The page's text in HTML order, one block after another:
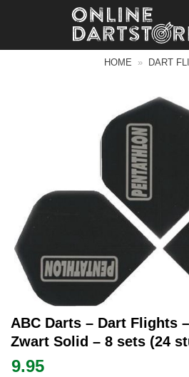
HOME » DART
ABC Darts – Dart Flights
Zwart Solid – 8 sets (24
9.95